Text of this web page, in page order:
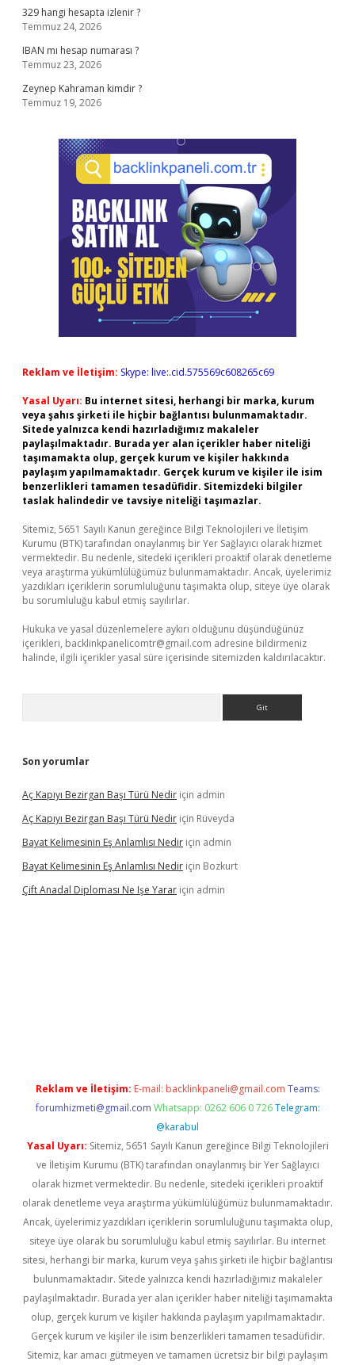
329 hangi hesapta izlenir ?
Temmuz 24, 2026
IBAN mı hesap numarası ?
Temmuz 23, 2026
Zeynep Kahraman kimdir ?
Temmuz 19, 2026
Reklam ve İletişim: Skype: live:.cid.575569c608265c69
Yasal Uyarı: Bu internet sitesi, herhangi bir marka, kurum
veya şahıs şirketi ile hiçbir bağlantısı bulunmamaktadır.
Sitede yalnızca kendi hazırladığımız makaleler
paylaşılmaktadır. Burada yer alan içerikler haber niteliği
taşımamakta olup, gerçek kurum ve kişiler hakkında
paylaşım yapılmamaktadır. Gerçek kurum ve kişiler ile isim
benzerlikleri tamamen tesadüfidir. Sitemizdeki bilgiler
taslak halindedir ve tavsiye niteliği taşımazlar.
Sitemiz, 5651 Sayılı Kanun gereğince Bilgi Teknolojileri ve İletişim
Kurumu (BTK) tarafından onaylanmış bir Yer Sağlayıcı olarak hizmet
vermektedir. Bu nedenle, sitedeki içerikleri proaktif olarak denetleme
veya araştırma yükümlülüğümüz bulunmamaktadır. Ancak, üyelerimiz
yazdıkları içeriklerin sorumluluğunu taşımakta olup, siteye üye olarak
bu sorumluluğu kabul etmiş sayılırlar.
Hukuka ve yasal düzenlemelere aykırı olduğunu düşündüğünüz
içerikleri, backlinkpanelicomtr@gmail.com adresine bildirmeniz
halinde, ilgili içerikler yasal süre içerisinde sitemizden kaldırılacaktır.
Son yorumlar
Aç Kapıyı Bezirgan Başı Türü Nedir için admin
Aç Kapıyı Bezirgan Başı Türü Nedir için Rüveyda
Bayat Kelimesinin Eş Anlamlısı Nedir için admin
Bayat Kelimesinin Eş Anlamlısı Nedir için Bozkurt
Çift Anadal Diploması Ne Işe Yarar için admin
Reklam ve İletişim: E-mail: backlinkpaneli@gmail.com Teams:
forumhizmeti@gmail.com Whatsapp: 0262 606 0 726 Telegram:
@karabul
Yasal Uyarı: Sitemiz, 5651 Sayılı Kanun gereğince Bilgi Teknolojileri
ve İletişim Kurumu (BTK) tarafından onaylanmış bir Yer Sağlayıcı
olarak hizmet vermektedir. Bu nedenle, sitedeki içerikleri proaktif
olarak denetleme veya araştırma yükümlülüğümüz bulunmamaktadır.
Ancak, üyelerimiz yazdıkları içeriklerin sorumluluğunu taşımakta olup,
siteye üye olarak bu sorumluluğu kabul etmiş sayılırlar. Bu internet
sitesi, herhangi bir marka, kurum veya şahıs şirketi ile hiçbir bağlantısı
bulunmamaktadır. Sitede yalnızca kendi hazırladığımız makaleler
paylaşılmaktadır. Burada yer alan içerikler haber niteliği taşımamakta
olup, gerçek kurum ve kişiler hakkında paylaşım yapılmamaktadır.
Gerçek kurum ve kişiler ile isim benzerlikleri tamamen tesadüfidir.
Sitemiz, kar amacı gütmeyen ve tamamen ücretsiz bir bilgi paylaşım